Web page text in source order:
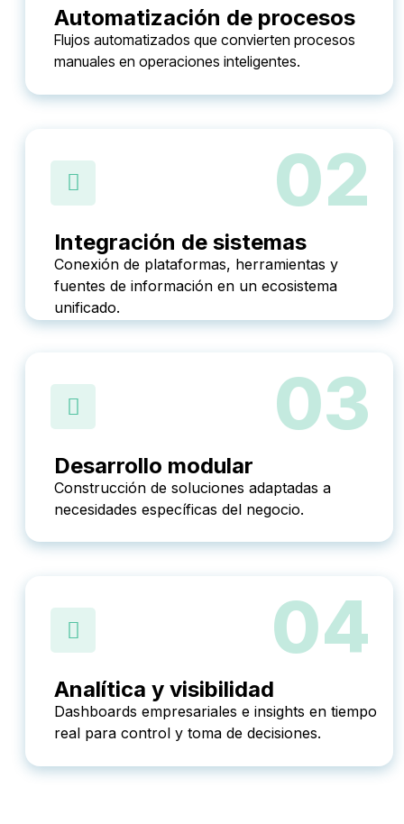
Automatización de procesos
Flujos automatizados que convierten procesos
manuales en operaciones inteligentes.
02
Integración de sistemas
Conexión de plataformas, herramientas y
fuentes de información en un ecosistema
unificado.
03
Desarrollo modular
Construcción de soluciones adaptadas a
necesidades específicas del negocio.
04
Analítica y visibilidad
Dashboards empresariales e insights en tiempo
real para control y toma de decisiones.